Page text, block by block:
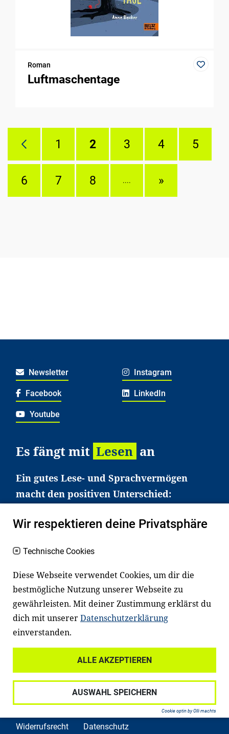
Roman
Luftmaschentage
1 2 3 4 5
6 7 8 .... »
Newsletter Instagram
Facebook LinkedIn
Youtube
Es fängt mit Lesen an
Ein gutes Lese- und Sprachvermögen
macht den positiven Unterschied:
einem erfolgreichen Berufsleben. Viele
haben aber große Schwierigkeiten dabei.
Unser Angebot richtet sich deshalb gezielt
an Familien sowie an Erzieher*innen,
Lehrer*innen und andere
Fachexpert*innen. Dafür arbeiten wir eng
mit Ministerien, wissenschaftlichen
Widerrufsrecht Datenschutz
Wir respektieren deine Privatsphäre
Technische Cookies
Diese Webseite verwendet Cookies, um dir die
bestmögliche Nutzung unserer Webseite zu
gewährleisten. Mit deiner Zustimmung erklärst du
dich mit unsererDatenschutzerklärung
einverstanden.
ALLE AKZEPTIEREN
AUSWAHL SPEICHERN
Cookie optin by Olli machts